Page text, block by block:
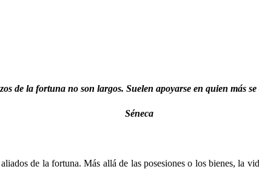
de la fortuna no son largos. Suelen apoyarse en quien más
Séneca
de la fortuna. Más allá de las posesiones o los bienes, la